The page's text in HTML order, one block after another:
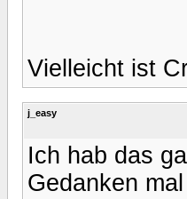
Vielleicht ist
j_easy
Ich hab das
Gedanken